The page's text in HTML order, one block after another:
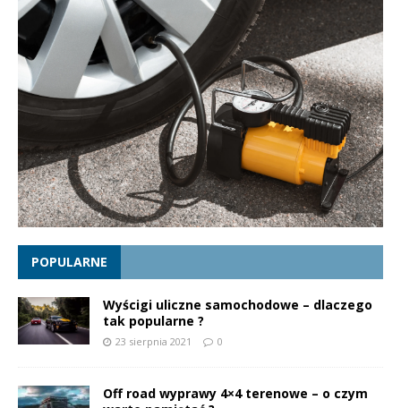
POPULARNE
Wyścigi uliczne samochodowe – dlaczego
tak popularne ?
23 sierpnia 2021 0
Off road wyprawy 4×4 terenowe – o czym